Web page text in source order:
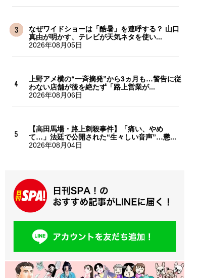
なぜワイドショーは「酷暑」を連呼する？ 山口
真由が明かす、テレビが天気ネタを使い...
2026年08月05日
上野アメ横の“一斉摘発”から3ヵ月も…警告に従
わない店舗が後を絶たず「路上営業が...
2026年08月06日
【高田馬場・路上刺殺事件】「痛い、やめ
て…」法廷で公開された“生々しい音声”…懲...
2026年08月04日